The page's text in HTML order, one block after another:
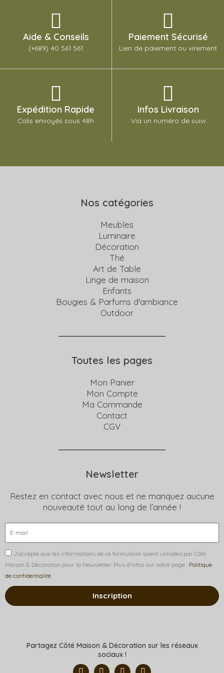
Aide & Conseils
(+689) 40 561 561
Paiement Sécurisé
Lien de paiement ou virement
Expédition Rapide
Colis envoyés sous 48h
Infos Livraison
Via un numéro de suivi
Nos catégories
Meubles
Luminaire
Décoration
Thé
Art de Table
Linge de maison
Enfants
Bougies & Parfums d'ambiance
Outdoor
Toutes les pages
Mon Panier
Mon Compte
Ma Commande
Contact
CGV
Newsletter
Restez en contact avec nous et ne manquez aucune
nouveauté tout au long de l’année !
J’accepte que les informations de ce formulaire soient utilisées par Côté
Maison & Décoration pour la Newsletter. Plus d'infos sur notre page : Politique
de confidentialité
Inscription
Partagez Côté Maison & Décoration sur les réseaux
sociaux !